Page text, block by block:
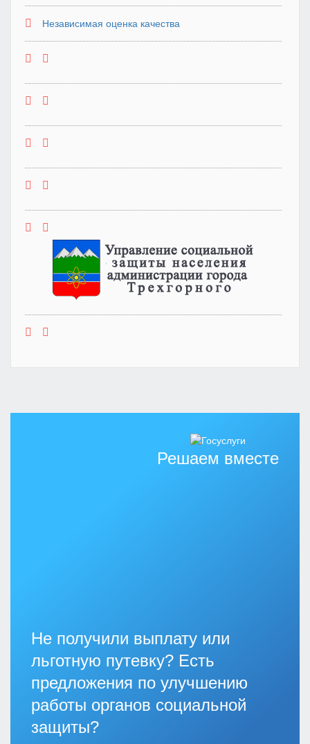
Независимая оценка качества
Решаем вместе
Не получили выплату или
льготную путевку? Есть
предложения по улучшению
работы органов социальной
защиты?